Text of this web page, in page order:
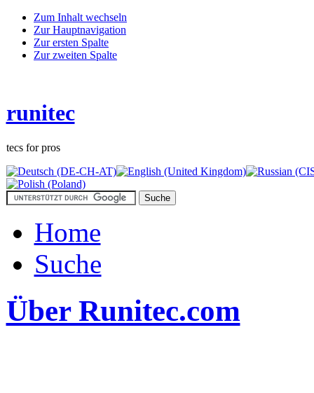
Zum Inhalt wechseln
Zur Hauptnavigation
Zur ersten Spalte
Zur zweiten Spalte
runitec
tecs for pros
Home
Suche
Über Runitec.com